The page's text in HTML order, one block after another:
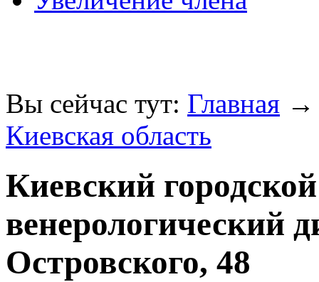
Вы сейчас тут: Главная
Киевская область
Киевский
венерологический
Островского, 48